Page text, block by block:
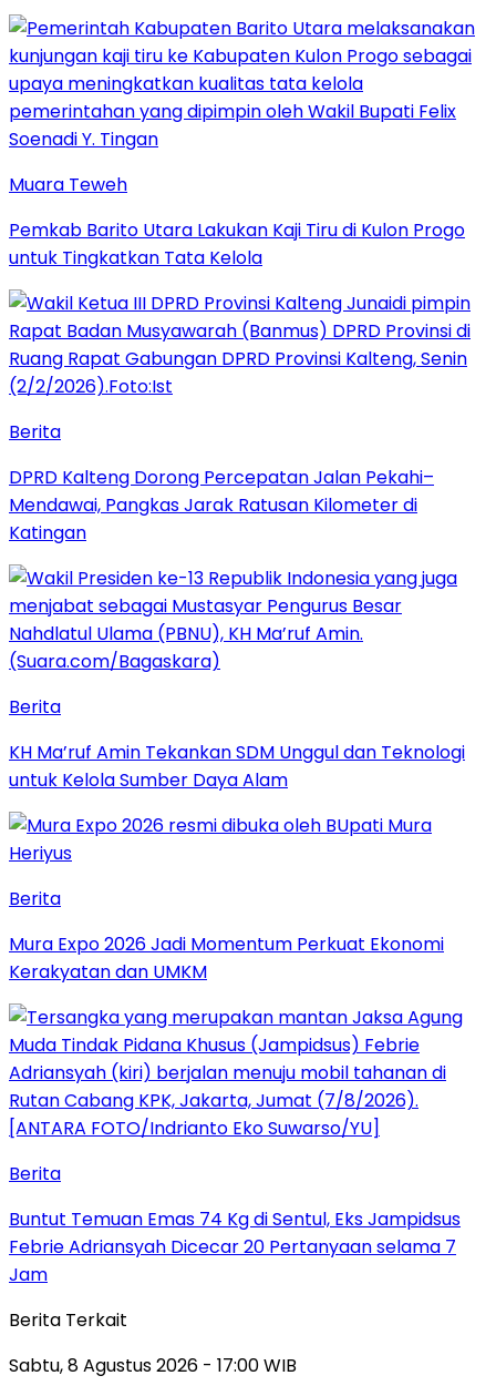
Muara Teweh
Pemkab Barito Utara Lakukan Kaji Tiru di Kulon Progo
untuk Tingkatkan Tata Kelola
Berita
DPRD Kalteng Dorong Percepatan Jalan Pekahi–
Mendawai, Pangkas Jarak Ratusan Kilometer di
Katingan
Berita
KH Ma’ruf Amin Tekankan SDM Unggul dan Teknologi
untuk Kelola Sumber Daya Alam
Berita
Mura Expo 2026 Jadi Momentum Perkuat Ekonomi
Kerakyatan dan UMKM
Berita
Buntut Temuan Emas 74 Kg di Sentul, Eks Jampidsus
Febrie Adriansyah Dicecar 20 Pertanyaan selama 7
Jam
Berita Terkait
Sabtu, 8 Agustus 2026 - 17:00 WIB